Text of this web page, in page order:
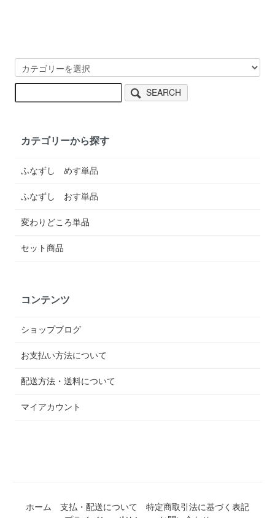
SEARCH
カテゴリーから探す
ふなずし めす単品
ふなずし おす単品
変わりどころ単品
セット商品
コンテンツ
ショップブログ
お支払い方法について
配送方法・送料について
マイアカウント
ホーム 支払・配送について
特定商取引法に基づく表記